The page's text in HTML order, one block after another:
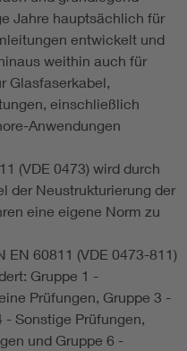
Jahre hauptsächlich für
entwickelt und
weithin auch für
Glasfaserkabel,
einschließlich
Anwendungen
(VDE 0473) wird durch
der Neustrukturierung der
eine eigene Norm zu
EN 60811 (VDE 0473-811)
Gruppe 1 -
Prüfungen, Gruppe 3 -
Sonstige Prüfungen,
und Gruppe 6 -